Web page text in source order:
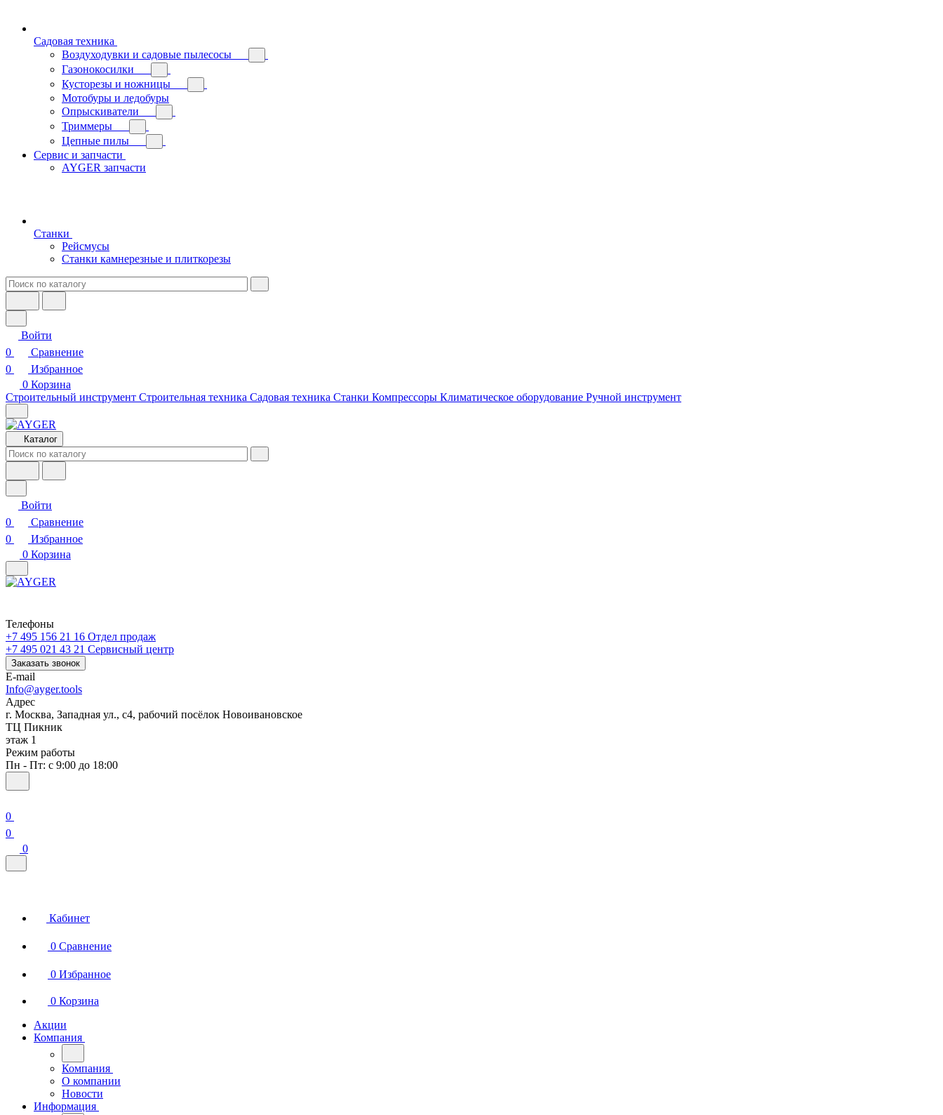
Садовая техника
Воздуходувки и садовые пылесосы
Газонокосилки
Кусторезы и ножницы
Мотобуры и ледобуры
Опрыскиватели
Триммеры
Цепные пилы
Сервис и запчасти
AYGER запчасти
Станки
Рейсмусы
Станки камнерезные и плиткорезы
Войти
0
Сравнение
0
Избранное
0 Корзина
Строительный инструмент Строительная техника Садовая техника Станки Компрессоры Климатическое оборудование Ручной инструмент
Каталог
Войти
0
Сравнение
0
Избранное
0 Корзина
Телефоны
+7 495 156 21 16 Отдел продаж
+7 495 021 43 21 Cервисный центр
Заказать звонок
E-mail
Info@ayger.tools
Адрес
г. Москва, Западная ул., с4, рабочий посёлок Новоивановское
ТЦ Пикник
этаж 1
Режим работы
Пн - Пт: с 9:00 до 18:00
0
0
0
Кабинет
0 Сравнение
0 Избранное
0 Корзина
Акции
Компания
Компания
О компании
Новости
Информация